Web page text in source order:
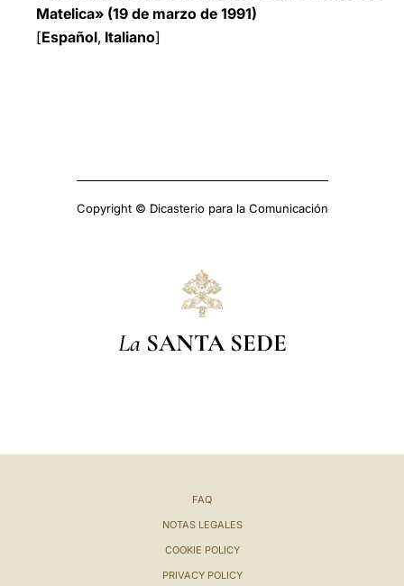
Matelica» (19 de marzo de 1991)
[Español, Italiano]
Copyright © Dicasterio para la Comunicación
La SANTA SEDE
FAQ
NOTAS LEGALES
COOKIE POLICY
PRIVACY POLICY